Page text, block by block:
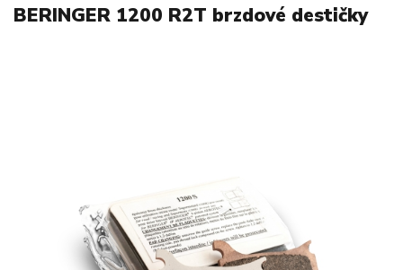
BERINGER 1200 R2T brzdové destičky